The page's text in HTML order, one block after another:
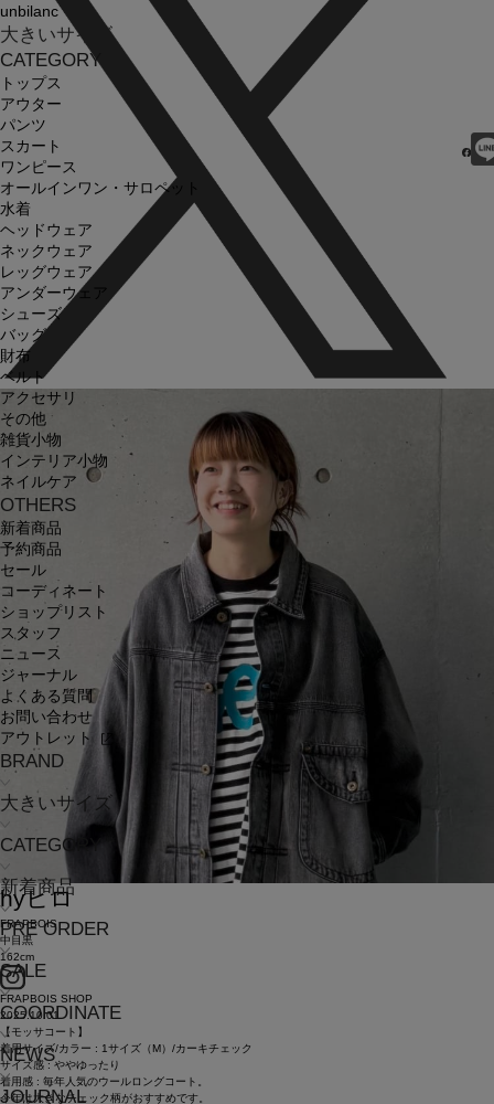
unbilanc
大きいサイズ
CATEGORY
トップス
アウター
パンツ
スカート
ワンピース
オールインワン・サロペット
水着
ヘッドウェア
ネックウェア
レッグウェア
アンダーウェア
シューズ
バッグ
財布
ベルト
アクセサリ
その他
雑貨小物
インテリア小物
ネイルケア
OTHERS
新着商品
予約商品
セール
コーディネート
ショップリスト
スタッフ
ニュース
ジャーナル
よくある質問
お問い合わせ
アウトレット
BRAND
大きいサイズ
CATEGORY
新着商品
PRE ORDER
SALE
COORDINATE
NEWS
JOURNAL
hyヒロ
FRAPBOIS
中目黒
162cm
FRAPBOIS SHOP
2025.10.01
【モッサコート】
着用サイズ/カラー : 1サイズ（M）/カーキチェック
サイズ感 : ややゆったり
着用感 : 毎年人気のウールロングコート。
今年は大きなチェック柄がおすすめです。